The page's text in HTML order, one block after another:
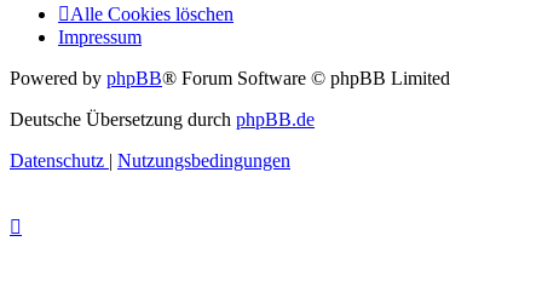
Alle Cookies löschen
Impressum
Powered by phpBB® Forum Software © phpBB Limited
Deutsche Übersetzung durch phpBB.de
Datenschutz | Nutzungsbedingungen